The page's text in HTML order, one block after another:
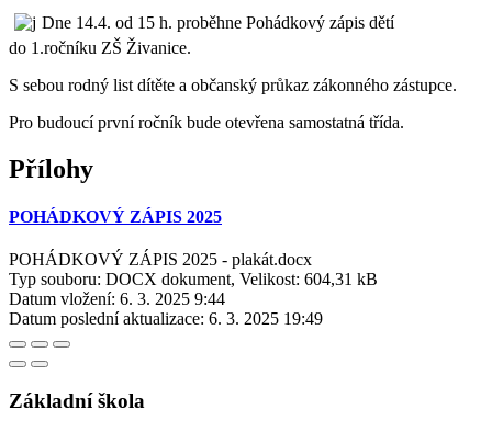
Dne 14.4. od 15 h. proběhne Pohádkový zápis dětí
do 1.ročníku ZŠ Živanice.
S sebou rodný list dítěte a občanský průkaz zákonného zástupce.
Pro budoucí první ročník bude otevřena samostatná třída.
Přílohy
POHÁDKOVÝ ZÁPIS 2025
POHÁDKOVÝ ZÁPIS 2025 - plakát.docx
Typ souboru: DOCX dokument, Velikost: 604,31 kB
Datum vložení: 6. 3. 2025 9:44
Datum poslední aktualizace: 6. 3. 2025 19:49
Základní škola